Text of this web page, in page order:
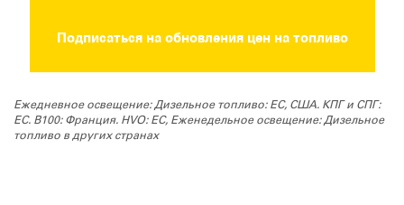
Подписаться на обновления цен на топливо
Ежедневное освещение: Дизельное топливо: ЕС, США. КПГ и СПГ:
ЕС. B100: Франция. HVO: ЕС, Еженедельное освещение: Дизельное
топливо в других странах